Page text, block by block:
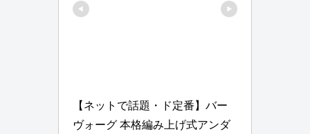
【ネットで話題・ド定番】バー
ヴォーグ 本格編み上げ式アンダ